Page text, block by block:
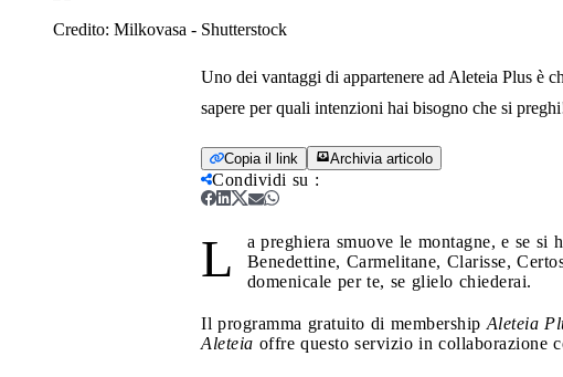
Credito: Milkovasa - Shutterstock
Uno dei vantaggi di appartenere ad Aleteia Plus è
sapere per quali intenzioni hai bisogno che si
Copia il link Archivia articolo
Condividi su :
L
a preghiera smuove le montagne, e se si
Benedettine, Carmelitane, Clarisse,
domenicale per te, se glielo chiederai.
Il programma gratuito di membership Aleteia
Aleteia offre questo servizio in collaborazione